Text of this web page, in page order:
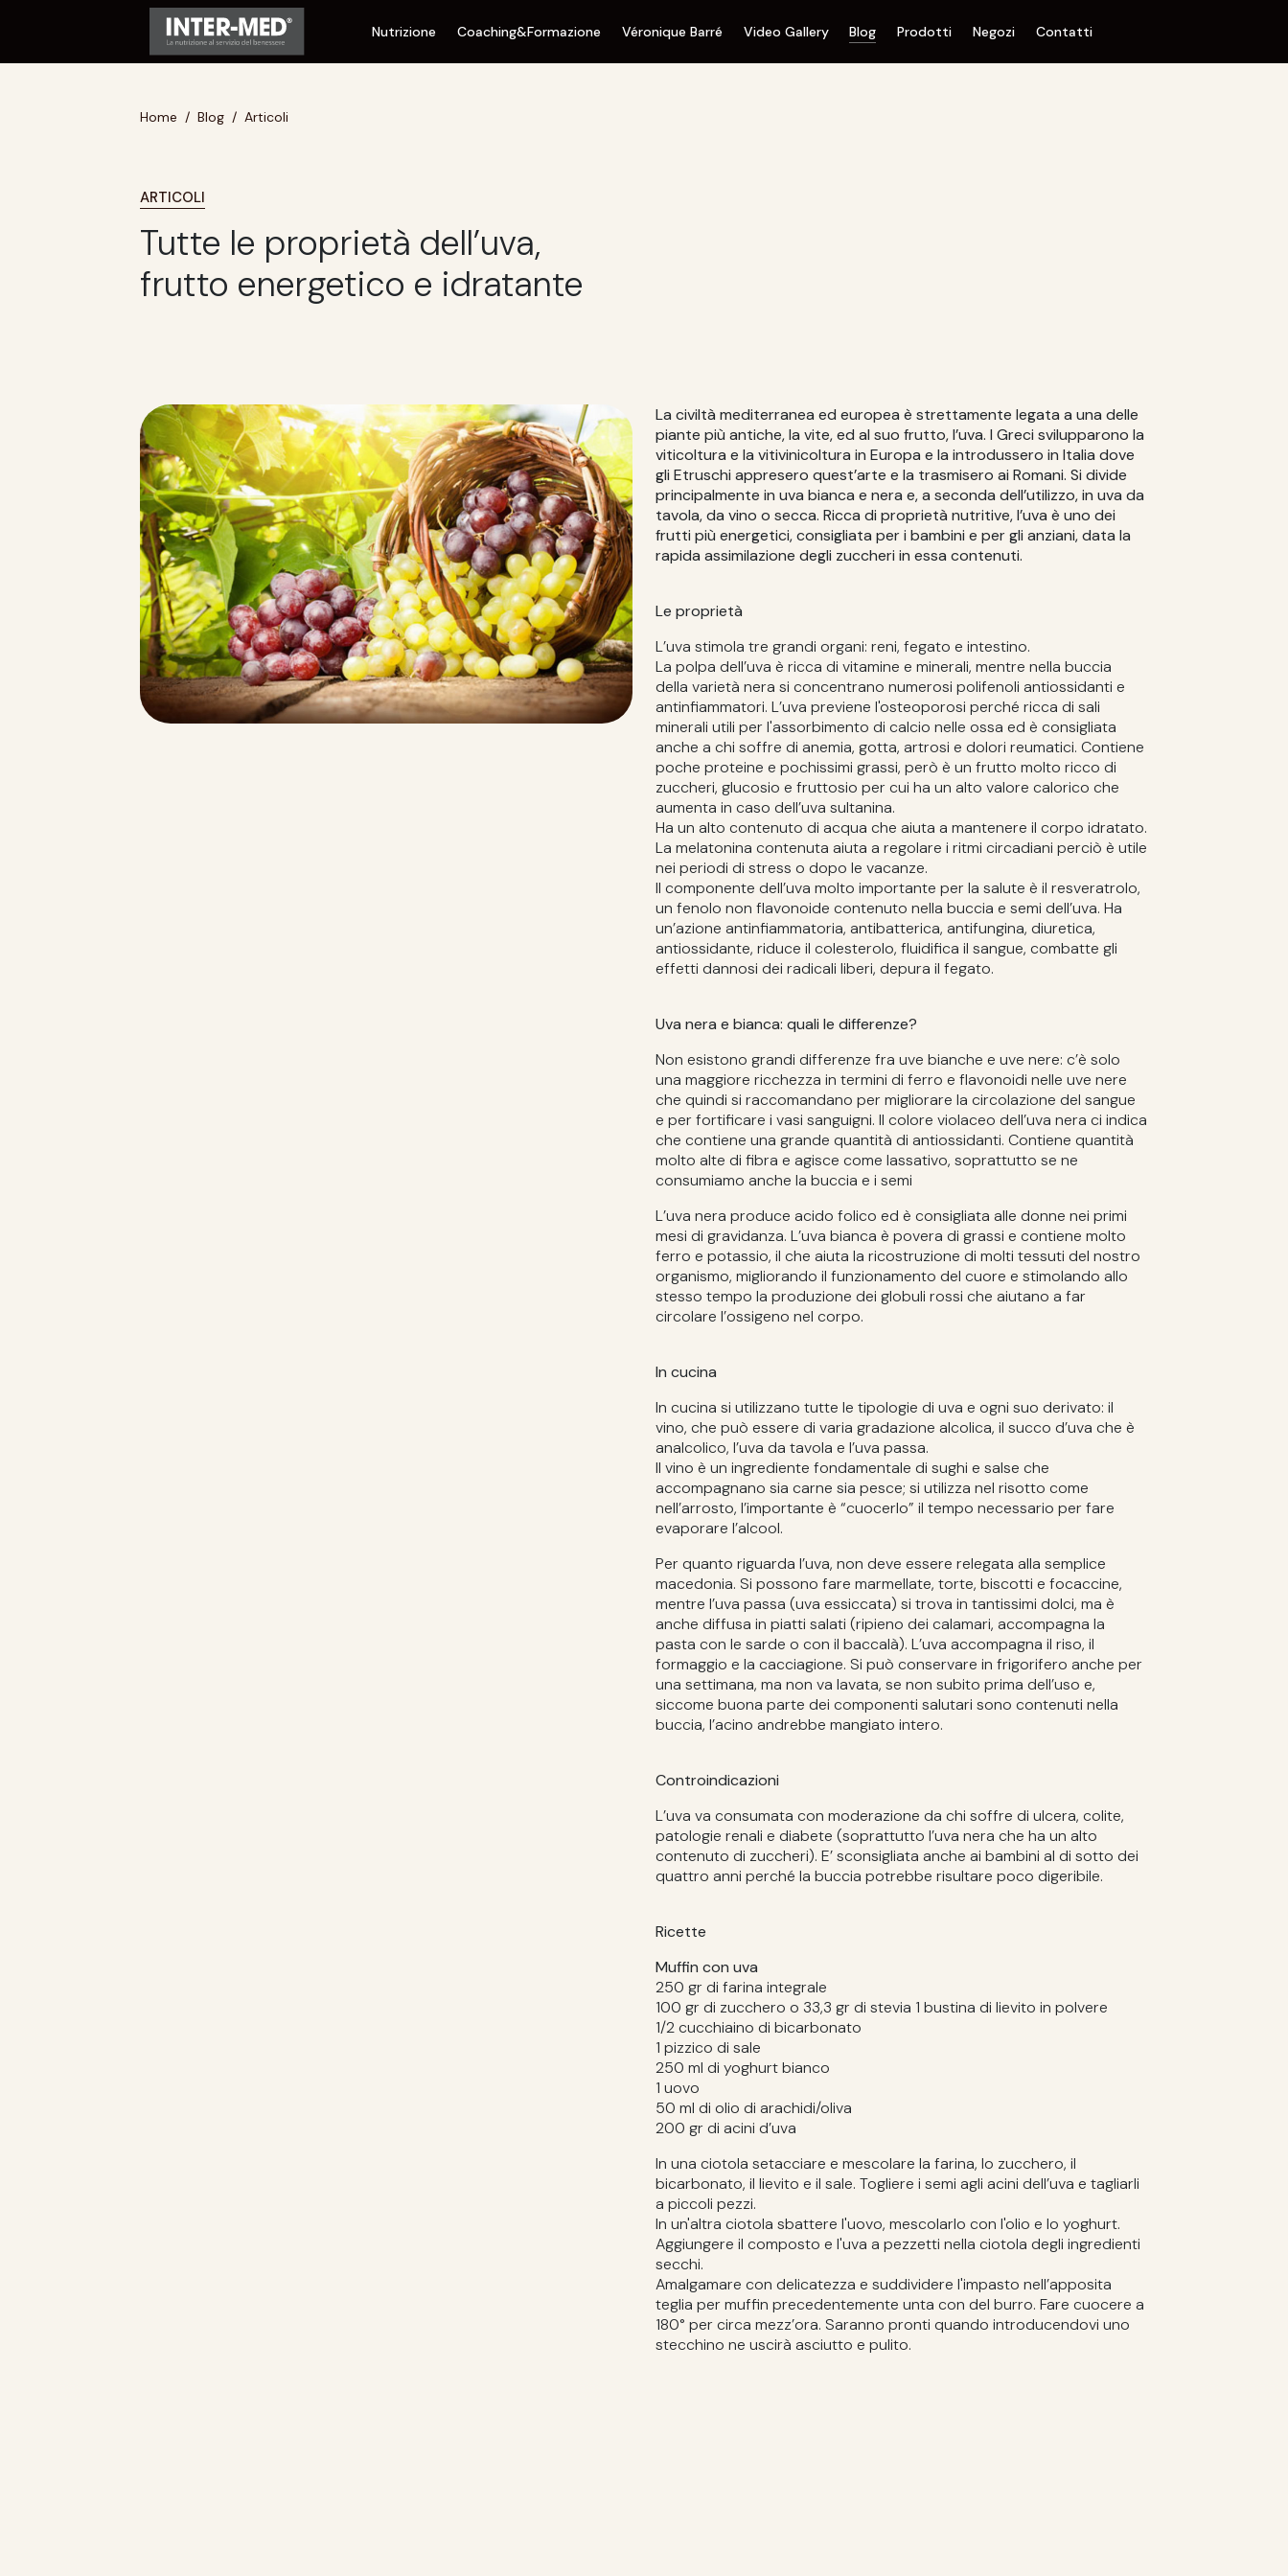
Nutrizione Coaching&Formazione Véronique Barré Video Gallery Blog Prodotti Negozi Contatti
Home Blog Articoli
ARTICOLI
Tutte le proprietà dell’uva,
frutto energetico e idratante
La civiltà mediterranea ed europea è strettamente legata a una delle
piante più antiche, la vite, ed al suo frutto, l’uva. I Greci svilupparono la
viticoltura e la vitivinicoltura in Europa e la introdussero in Italia dove
gli Etruschi appresero quest’arte e la trasmisero ai Romani. Si divide
principalmente in uva bianca e nera e, a seconda dell’utilizzo, in uva da
tavola, da vino o secca. Ricca di proprietà nutritive, l’uva è uno dei
frutti più energetici, consigliata per i bambini e per gli anziani, data la
rapida assimilazione degli zuccheri in essa contenuti.
Le proprietà
L’uva stimola tre grandi organi: reni, fegato e intestino.
La polpa dell’uva è ricca di vitamine e minerali, mentre nella buccia
della varietà nera si concentrano numerosi polifenoli antiossidanti e
antinfiammatori. L’uva previene l'osteoporosi perché ricca di sali
minerali utili per l'assorbimento di calcio nelle ossa ed è consigliata
anche a chi soffre di anemia, gotta, artrosi e dolori reumatici. Contiene
poche proteine e pochissimi grassi, però è un frutto molto ricco di
zuccheri, glucosio e fruttosio per cui ha un alto valore calorico che
aumenta in caso dell’uva sultanina.
Ha un alto contenuto di acqua che aiuta a mantenere il corpo idratato.
La melatonina contenuta aiuta a regolare i ritmi circadiani perciò è utile
nei periodi di stress o dopo le vacanze.
Il componente dell’uva molto importante per la salute è il resveratrolo,
un fenolo non flavonoide contenuto nella buccia e semi dell’uva. Ha
un’azione antinfiammatoria, antibatterica, antifungina, diuretica,
antiossidante, riduce il colesterolo, fluidifica il sangue, combatte gli
effetti dannosi dei radicali liberi, depura il fegato.
Uva nera e bianca: quali le differenze?
Non esistono grandi differenze fra uve bianche e uve nere: c’è solo
una maggiore ricchezza in termini di ferro e flavonoidi nelle uve nere
che quindi si raccomandano per migliorare la circolazione del sangue
e per fortificare i vasi sanguigni. Il colore violaceo dell’uva nera ci indica
che contiene una grande quantità di antiossidanti. Contiene quantità
molto alte di fibra e agisce come lassativo, soprattutto se ne
consumiamo anche la buccia e i semi
L’uva nera produce acido folico ed è consigliata alle donne nei primi
mesi di gravidanza. L’uva bianca è povera di grassi e contiene molto
ferro e potassio, il che aiuta la ricostruzione di molti tessuti del nostro
organismo, migliorando il funzionamento del cuore e stimolando allo
stesso tempo la produzione dei globuli rossi che aiutano a far
circolare l’ossigeno nel corpo.
In cucina
In cucina si utilizzano tutte le tipologie di uva e ogni suo derivato: il
vino, che può essere di varia gradazione alcolica, il succo d’uva che è
analcolico, l’uva da tavola e l’uva passa.
Il vino è un ingrediente fondamentale di sughi e salse che
accompagnano sia carne sia pesce; si utilizza nel risotto come
nell’arrosto, l’importante è “cuocerlo” il tempo necessario per fare
evaporare l’alcool.
Per quanto riguarda l’uva, non deve essere relegata alla semplice
macedonia. Si possono fare marmellate, torte, biscotti e focaccine,
mentre l’uva passa (uva essiccata) si trova in tantissimi dolci, ma è
anche diffusa in piatti salati (ripieno dei calamari, accompagna la
pasta con le sarde o con il baccalà). L’uva accompagna il riso, il
formaggio e la cacciagione. Si può conservare in frigorifero anche per
una settimana, ma non va lavata, se non subito prima dell’uso e,
siccome buona parte dei componenti salutari sono contenuti nella
buccia, l’acino andrebbe mangiato intero.
Controindicazioni
L’uva va consumata con moderazione da chi soffre di ulcera, colite,
patologie renali e diabete (soprattutto l’uva nera che ha un alto
contenuto di zuccheri). E’ sconsigliata anche ai bambini al di sotto dei
quattro anni perché la buccia potrebbe risultare poco digeribile.
Ricette
Muffin con uva
250 gr di farina integrale
100 gr di zucchero o 33,3 gr di stevia 1 bustina di lievito in polvere
1/2 cucchiaino di bicarbonato
1 pizzico di sale
250 ml di yoghurt bianco
1 uovo
50 ml di olio di arachidi/oliva
200 gr di acini d’uva
In una ciotola setacciare e mescolare la farina, lo zucchero, il
bicarbonato, il lievito e il sale. Togliere i semi agli acini dell’uva e tagliarli
a piccoli pezzi.
In un'altra ciotola sbattere l'uovo, mescolarlo con l'olio e lo yoghurt.
Aggiungere il composto e l'uva a pezzetti nella ciotola degli ingredienti
secchi.
Amalgamare con delicatezza e suddividere l'impasto nell’apposita
teglia per muffin precedentemente unta con del burro. Fare cuocere a
180° per circa mezz’ora. Saranno pronti quando introducendovi uno
stecchino ne uscirà asciutto e pulito.